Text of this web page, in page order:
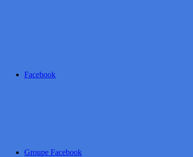
Facebook
Groupe Facebook